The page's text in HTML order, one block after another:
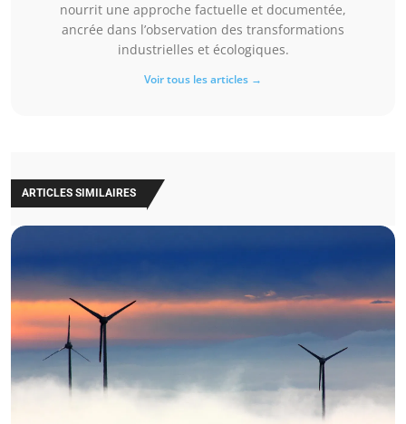
nourrit une approche factuelle et documentée,
ancrée dans l’observation des transformations
industrielles et écologiques.
Voir tous les articles →
ARTICLES SIMILAIRES